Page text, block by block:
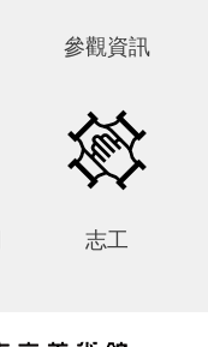
參觀資訊
志工